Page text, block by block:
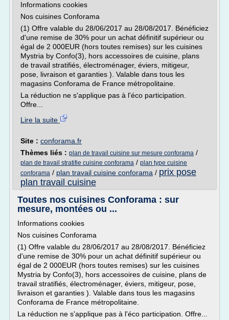
Informations cookies
Nos cuisines Conforama
(1) Offre valable du 28/06/2017 au 28/08/2017. Bénéficiez
d'une remise de 30% pour un achat définitif supérieur ou
égal de 2 000EUR (hors toutes remises) sur les cuisines
Mystria by Confo(3), hors accessoires de cuisine, plans
de travail stratifiés, électroménager, éviers, mitigeur,
pose, livraison et garanties ). Valable dans tous les
magasins Conforama de France métropolitaine.
La réduction ne s'applique pas à l'éco participation.
Offre...
Lire la suite
Site : conforama.fr
Thèmes liés : plan de travail cuisine sur mesure conforama /
plan de travail stratifie cuisine conforama / plan type cuisine
conforama / plan travail cuisine conforama / prix pose
plan travail cuisine
Toutes nos cuisines Conforama : sur
mesure, montées ou ...
Informations cookies
Nos cuisines Conforama
(1) Offre valable du 28/06/2017 au 28/08/2017. Bénéficiez
d'une remise de 30% pour un achat définitif supérieur ou
égal de 2 000EUR (hors toutes remises) sur les cuisines
Mystria by Confo(3), hors accessoires de cuisine, plans de
travail stratifiés, électroménager, éviers, mitigeur, pose,
livraison et garanties ). Valable dans tous les magasins
Conforama de France métropolitaine.
La réduction ne s'applique pas à l'éco participation. Offre...